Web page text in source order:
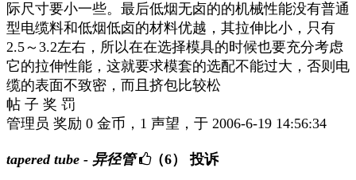
际尺寸要小一些。最后低烟无卤的的机械性能没有普通
型电缆料和低烟低卤的材料优越，其拉伸比小，只有
2.5～3.2左右，所以在在选择模具的时候也要充分考虑
它的拉伸性能，这就要求模套的选配不能过大，否则电
缆的表面不致密，而且挤包比较松
帖 子 奖 罚
管理员 奖励 0 金币，1 声望，于 2006-6-19 14:56:34
tapered tube - 异径管 （6） 投诉